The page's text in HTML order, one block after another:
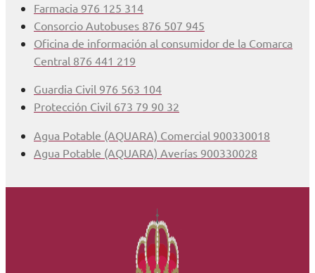
Farmacia 976 125 314
Consorcio Autobuses 876 507 945
Oficina de información al consumidor de la Comarca
Central 876 441 219
Guardia Civil 976 563 104
Protección Civil 673 79 90 32
Agua Potable (AQUARA) Comercial 900330018
Agua Potable (AQUARA) Averías 900330028